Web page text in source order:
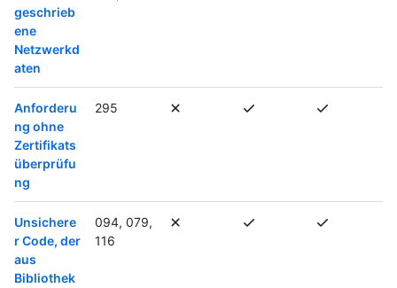
geschrieb
ene
Netzwerkd
aten
Anforderu
ng ohne
Zertifikats
überprüfu
ng
295
Unsichere
r Code, der
aus
Bibliothek
094, 079,
116